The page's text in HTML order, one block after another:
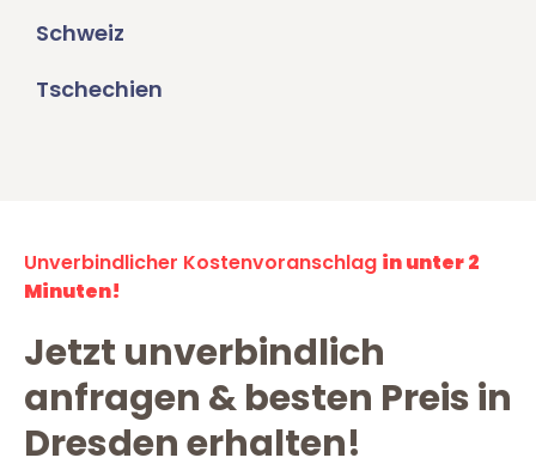
Schweiz
Tschechien
Unverbindlicher Kostenvoranschlag in unter 2
Minuten!
Jetzt unverbindlich
anfragen & besten Preis in
Dresden erhalten!